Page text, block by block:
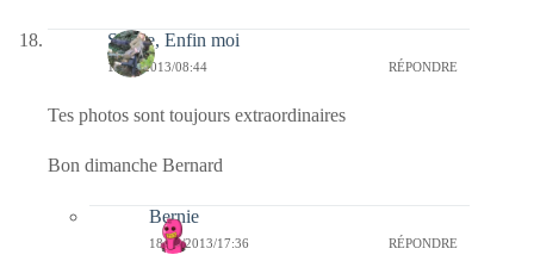
Sylvie, Enfin moi
16/06/2013/08:44 RÉPONDRE
Tes photos sont toujours extraordinaires
Bon dimanche Bernard
Bernie
18/06/2013/17:36 RÉPONDRE